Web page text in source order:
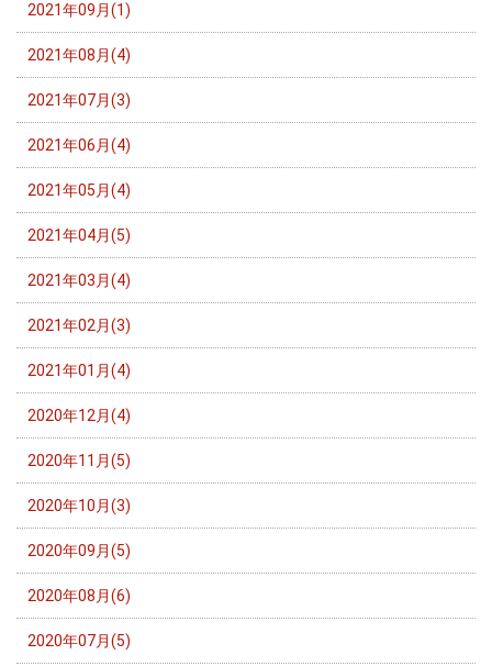
2021年09月(1)
2021年08月(4)
2021年07月(3)
2021年06月(4)
2021年05月(4)
2021年04月(5)
2021年03月(4)
2021年02月(3)
2021年01月(4)
2020年12月(4)
2020年11月(5)
2020年10月(3)
2020年09月(5)
2020年08月(6)
2020年07月(5)